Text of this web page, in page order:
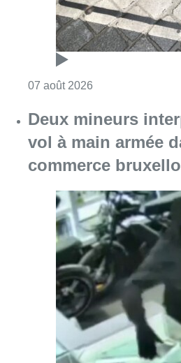
07 août 2026
Deux mineurs
vol à main armée
commerce